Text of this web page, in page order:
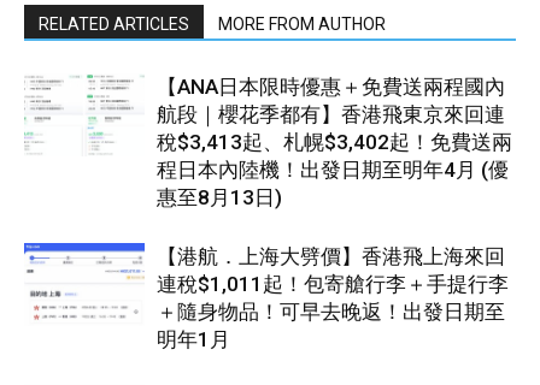
RELATED ARTICLES MORE FROM AUTHOR
【ANA日本限時優惠＋免費送兩程國內
航段｜櫻花季都有】香港飛東京來回連
稅$3,413起、札幌$3,402起！免費送兩
程日本內陸機！出發日期至明年4月 (優
惠至8月13日)
【港航．上海大劈價】香港飛上海來回
連稅$1,011起！包寄艙行李＋手提行李
＋隨身物品！可早去晚返！出發日期至
明年1月